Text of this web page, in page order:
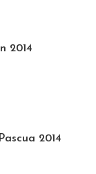
2014
2014